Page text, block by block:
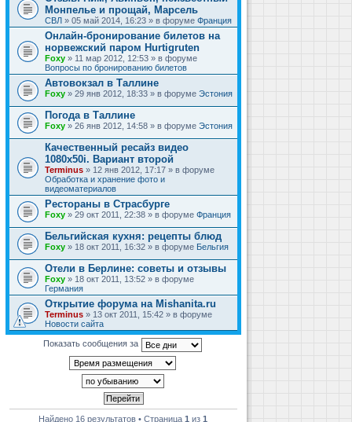
и
я
Монпелье и прощай, Марсель
СВЛ » 05 май 2014, 16:23 » в форуме Франция
Онлайн-бронирование билетов на
норвежский паром Hurtigruten
Foxy » 11 мар 2012, 12:53 » в форуме
Вопросы по бронированию билетов
Автовокзал в Таллине
Foxy » 29 янв 2012, 18:33 » в форуме Эстония
Погода в Таллине
Foxy » 26 янв 2012, 14:58 » в форуме Эстония
Качественный ресайз видео
1080x50i. Вариант второй
Terminus » 12 янв 2012, 17:17 » в форуме
Обработка и хранение фото и
видеоматериалов
Рестораны в Страсбурге
Foxy » 29 окт 2011, 22:38 » в форуме Франция
Бельгийская кухня: рецепты блюд
Foxy » 18 окт 2011, 16:32 » в форуме Бельгия
Отели в Берлине: советы и отзывы
Foxy » 18 окт 2011, 13:52 » в форуме
Германия
Открытие форума на Mishanita.ru
Terminus » 13 окт 2011, 15:42 » в форуме
Новости сайта
Показать сообщения за
Найдено 16 результатов • Страница1 из1